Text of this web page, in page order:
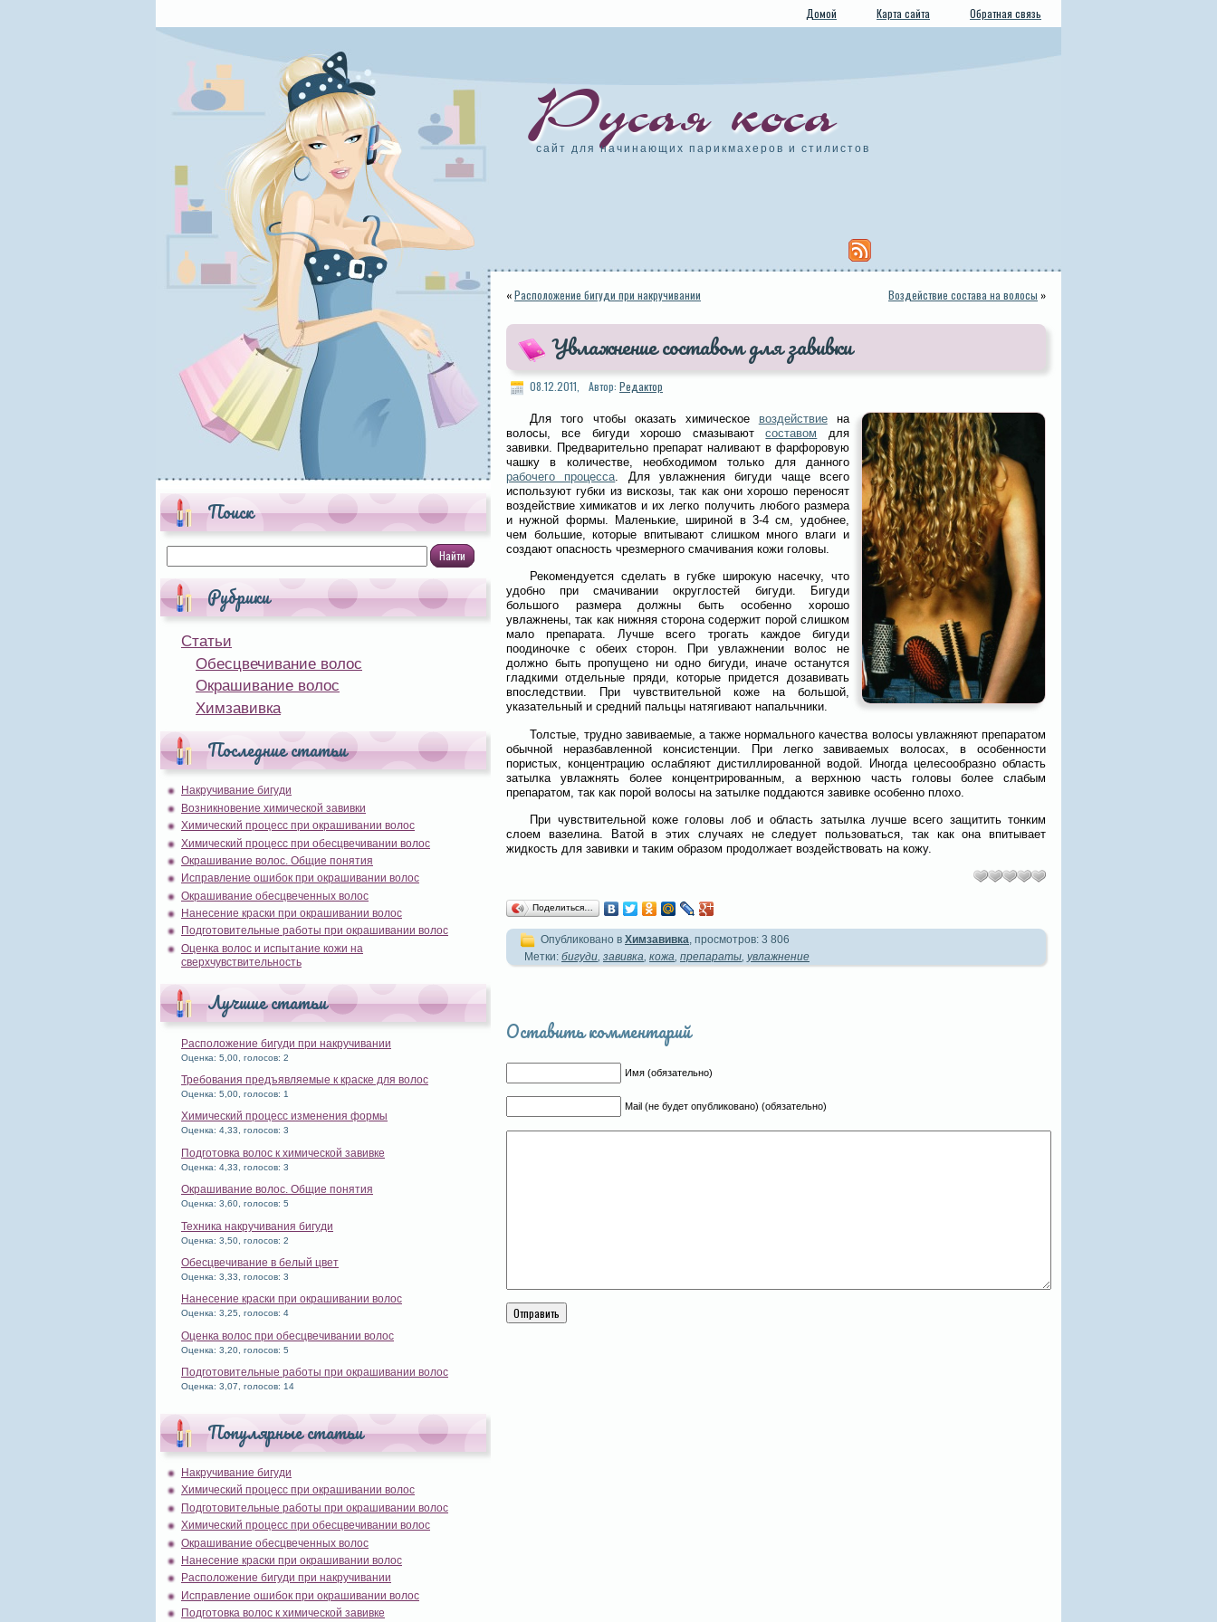
Домой Карта сайта Обратная связь
Русая коса
сайт для начинающих парикмахеров и стилистов
Поиск
Рубрики
Статьи
Обесцвечивание волос
Окрашивание волос
Химзавивка
Последние статьи
Накручивание бигуди
Возникновение химической завивки
Химический процесс при окрашивании волос
Химический процесс при обесцвечивании волос
Окрашивание волос. Общие понятия
Исправление ошибок при окрашивании волос
Окрашивание обесцвеченных волос
Нанесение краски при окрашивании волос
Подготовительные работы при окрашивании волос
Оценка волос и испытание кожи на
сверхчувствительность
Лучшие статьи
Расположение бигуди при накручивании
Оценка: 5,00, голосов: 2
Требования предъявляемые к краске для волос
Оценка: 5,00, голосов: 1
Химический процесс изменения формы
Оценка: 4,33, голосов: 3
Подготовка волос к химической завивке
Оценка: 4,33, голосов: 3
Окрашивание волос. Общие понятия
Оценка: 3,60, голосов: 5
Техника накручивания бигуди
Оценка: 3,50, голосов: 2
Обесцвечивание в белый цвет
Оценка: 3,33, голосов: 3
Нанесение краски при окрашивании волос
Оценка: 3,25, голосов: 4
Оценка волос при обесцвечивании волос
Оценка: 3,20, голосов: 5
Подготовительные работы при окрашивании волос
Оценка: 3,07, голосов: 14
Популярные статьи
Накручивание бигуди
Химический процесс при окрашивании волос
Подготовительные работы при окрашивании волос
Химический процесс при обесцвечивании волос
Окрашивание обесцвеченных волос
Нанесение краски при окрашивании волос
Расположение бигуди при накручивании
Исправление ошибок при окрашивании волос
Подготовка волос к химической завивке
«Расположение бигуди при накручивании Воздействие состава на волосы »
Увлажнение составом для завивки
08.12.2011, Автор: Редактор
Для того чтобы оказать химическое воздействиена
волосы, все бигуди хорошо смазываютсоставом для
завивки. Предварительно препарат наливают в фарфоровую
чашку в количестве, необходимом только для данного
рабочего процесса . Для увлажнения бигуди чаще всего
используют губки из вискозы, так как они хорошо переносят
воздействие химикатов и их легко получить любого размера
и нужной формы. Маленькие, шириной в 3-4 см, удобнее,
чем большие, которые впитывают слишком много влаги и
создают опасность чрезмерного смачивания кожи головы.
Рекомендуется сделать в губке широкую насечку, что
удобно при смачивании округлостей бигуди. Бигуди
большого размера должны быть особенно хорошо
увлажнены, так как нижняя сторона содержит порой слишком
мало препарата. Лучше всего трогать каждое бигуди
поодиночке с обеих сторон. При увлажнении волос не
должно быть пропущено ни одно бигуди, иначе останутся
гладкими отдельные пряди, которые придется дозавивать
впоследствии. При чувствительной коже на большой,
указательный и средний пальцы натягивают напальчники.
Толстые, трудно завиваемые, а также нормального качества волосы увлажняют препаратом
обычной неразбавленной консистенции. При легко завиваемых волосах, в особенности
пористых, концентрацию ослабляют дистиллированной водой. Иногда целесообразно область
затылка увлажнять более концентрированным, а верхнюю часть головы более слабым
препаратом, так как порой волосы на затылке поддаются завивке особенно плохо.
При чувствительной коже головы лоб и область затылка лучше всего защитить тонким
слоем вазелина. Ватой в этих случаях не следует пользоваться, так как она впитывает
жидкость для завивки и таким образом продолжает воздействовать на кожу.
Поделиться…
Опубликовано в Химзавивка, просмотров: 3 806
Метки: бигуди, завивка, кожа, препараты, увлажнение
Оставить комментарий
Имя (обязательно)
Mail (не будет опубликовано) (обязательно)